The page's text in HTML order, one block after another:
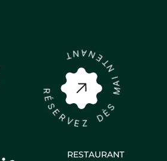
TNANET
N
I
A
M
S
È
D
Z
E
V
R
E
S
É
R
RESTAURANT